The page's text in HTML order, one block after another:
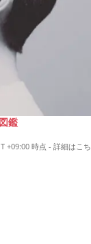
鑑
+09:00 時点 - 詳細はこち